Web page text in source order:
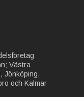
Västra
Jönköping,
och Kalmar